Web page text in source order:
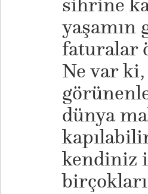
sihrine
faturalar
Ne var
dünya
kendiniz